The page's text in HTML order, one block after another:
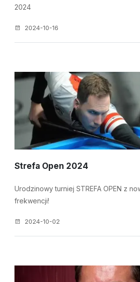
2024
2024-10-16
Strefa Open 2024
Urodzinowy turniej STREFA OPEN z
frekwencji!
2024-10-02